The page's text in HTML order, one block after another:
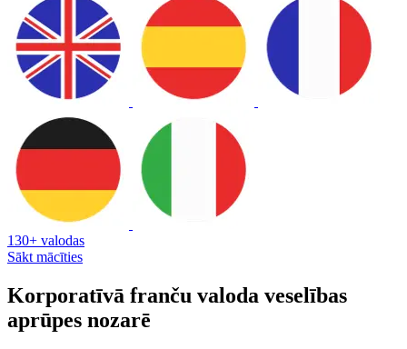
130+ valodas
Sākt mācīties
Korporatīvā franču valoda veselības
aprūpes nozarē